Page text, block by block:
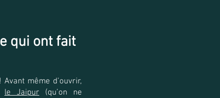
qui ont fait
même d’ouvrir,
le Jaipur (qu’on ne